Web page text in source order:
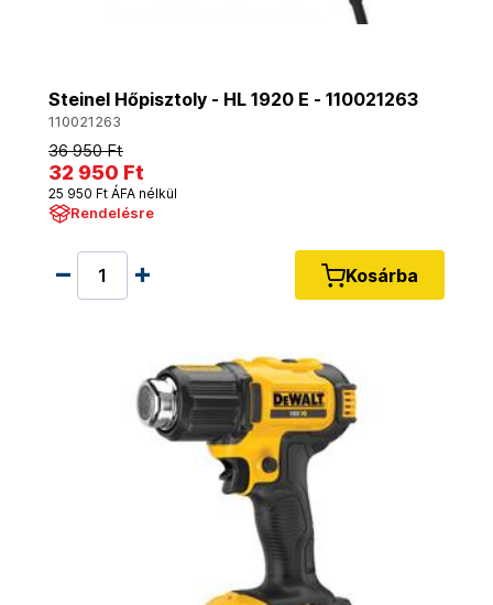
Steinel Hőpisztoly - HL 1920 E - 110021263
110021263
36 950 Ft
32 950 Ft
25 950 Ft ÁFA nélkül
Rendelésre
Kosárba